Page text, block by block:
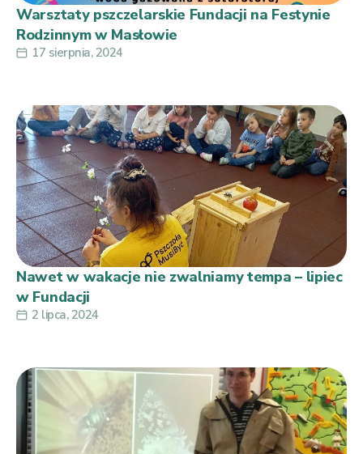
Warsztaty pszczelarskie Fundacji na Festynie
Rodzinnym w Masłowie
17 sierpnia, 2024
Nawet w wakacje nie zwalniamy tempa – lipiec
w Fundacji
2 lipca, 2024